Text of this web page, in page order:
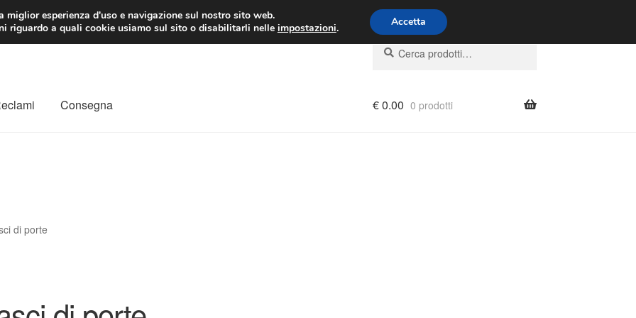
EUR Lun-Ven 9:00 - 16:00 800 580 290
Cerca:
Cerca
Consegna €0.00 0 prodotti
di porte
esperienza d'uso e navigazione sul nostro sito web.
riguardo a quali cookie usiamo sul sito o disabilitarli nelle impostazioni. Accetta